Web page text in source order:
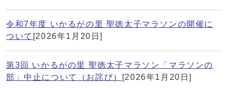
令和7年度 いかるがの里 聖徳太子マラソンの開催に
ついて [2026年1月20日]
第3回 いかるがの里 聖徳太子マラソン「マラソンの
部」中止について（お詫び）
[2026年1月20日]